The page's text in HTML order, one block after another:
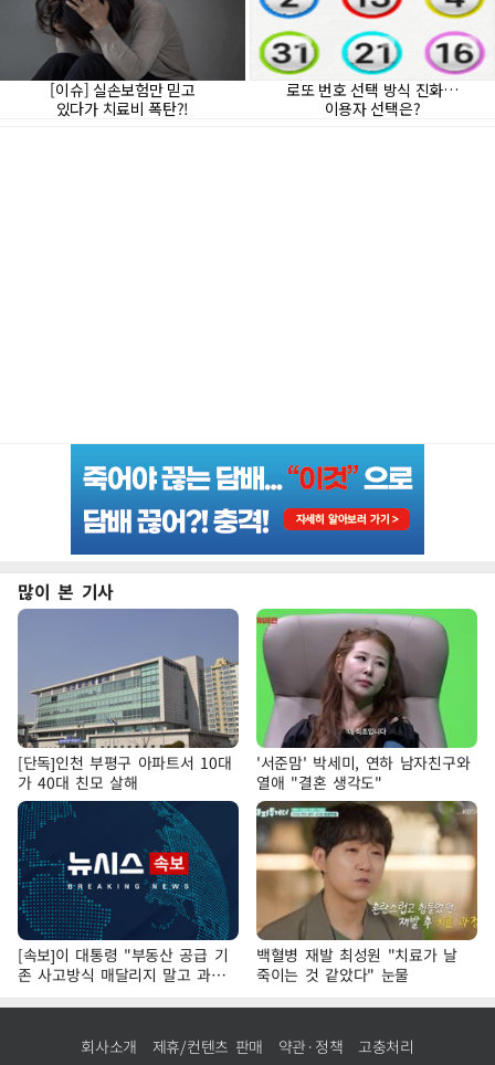
많이 본 기사
[단독]인천 부평구 아파트서 10대
가 40대 친모 살해
'서준맘' 박세미, 연하 남자친구와
열애 "결혼 생각도"
[속보]이 대통령 "부동산 공급 기
존 사고방식 매달리지 말고 과감
히 실천"
백혈병 재발 최성원 "치료가 날
죽이는 것 같았다" 눈물
회사소개 제휴/컨텐츠 판매 약관·정책 고충처리